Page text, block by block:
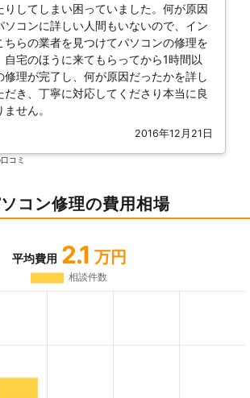
りしてしまい困っていました。何が原因
ソコンに詳しい人間もいないので、イン
ちらの業者を見つけてパソコンの修理を
自宅のほうに来てもらってから1時間以
修理が完了し、何が原因だったかを詳し
だき、丁寧に対応してくださり本当に良
せん。
2016年12月21日
コミ
コン修理の費用相場
平均費用 2.1 万円